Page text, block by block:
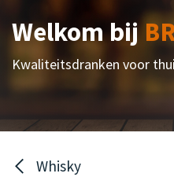
Welkom bij
Kwaliteitsdranken voor
Whisky